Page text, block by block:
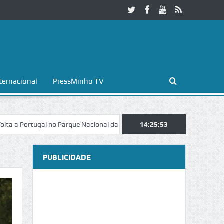
PressMinho TV
no Parque Nacional da Peneda-Gerês Esposende. Galaicofolia
14:25:54
PUBLICIDADE